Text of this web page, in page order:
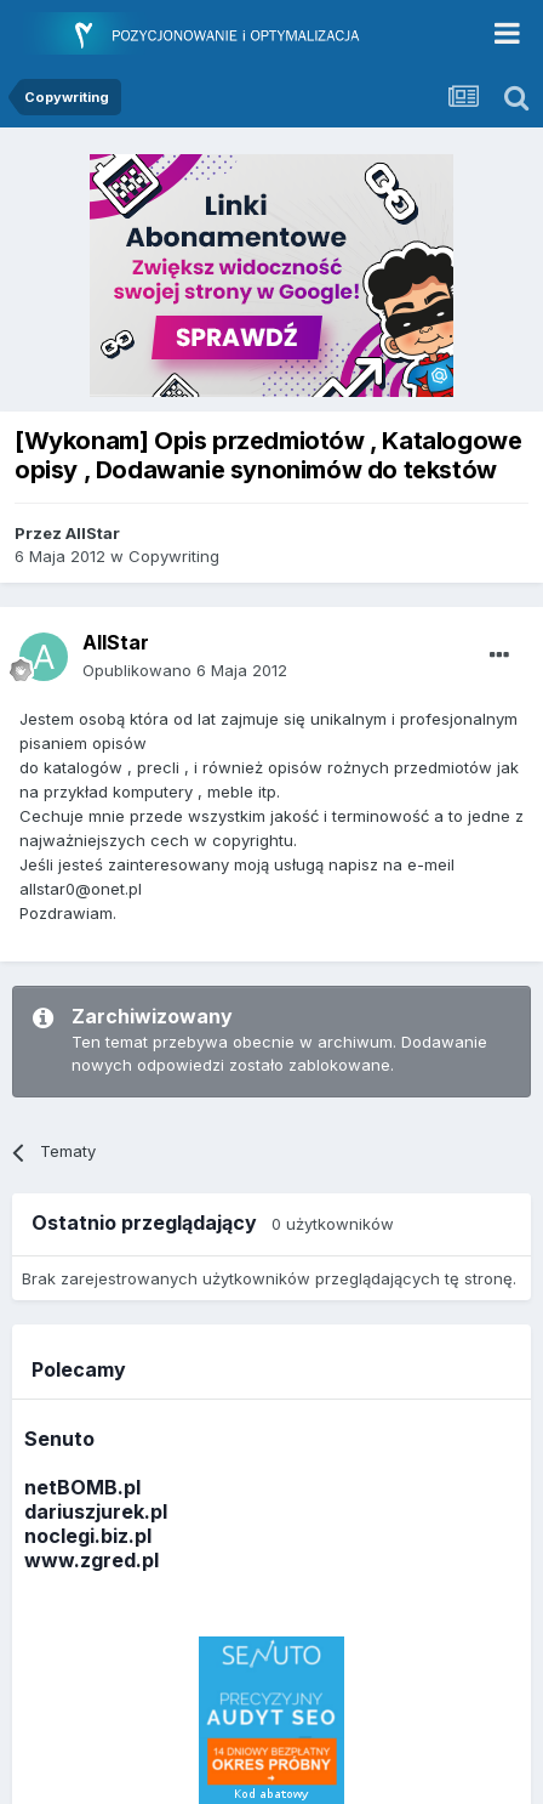
Copywriting
[Wykonam] Opis przedmiotów , Katalogowe
opisy , Dodawanie synonimów do tekstów
Przez AllStar
6 Maja 2012 w Copywriting
AllStar
Opublikowano 6 Maja 2012
Jestem osobą która od lat zajmuje się unikalnym i profesjonalnym
pisaniem opisów
do katalogów , precli , i również opisów rożnych przedmiotów jak
na przykład komputery , meble itp.
Cechuje mnie przede wszystkim jakość i terminowość a to jedne z
najważniejszych cech w copyrightu.
Jeśli jesteś zainteresowany moją usługą napisz na e-meil
allstar0@onet.pl
Pozdrawiam.
Zarchiwizowany
Ten temat przebywa obecnie w archiwum. Dodawanie
nowych odpowiedzi zostało zablokowane.
Tematy
Ostatnio przeglądający 0 użytkowników
Brak zarejestrowanych użytkowników przeglądających tę stronę.
Polecamy
Senuto
netBOMB.pl
dariuszjurek.pl
noclegi.biz.pl
www.zgred.pl